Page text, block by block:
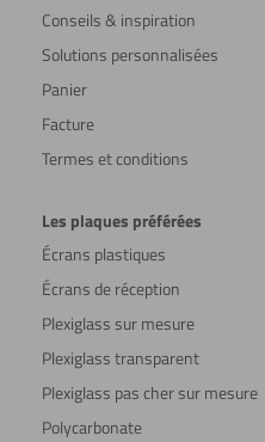
Conseils & inspiration
Solutions personnalisées
Panier
Facture
Termes et conditions
Les plaques préférées
Écrans plastiques
Écrans de réception
Plexiglass sur mesure
Plexiglass transparent
Plexiglass pas cher sur mesure
Polycarbonate